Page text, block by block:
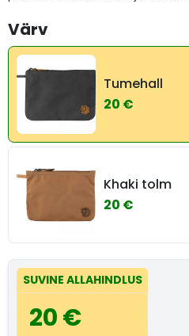
Värv
Tumehall
20 €
Khaki tolm
20 €
SUVINE ALLAHINDLUS
20 €